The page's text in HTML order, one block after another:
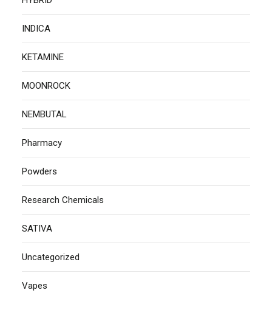
INDICA
KETAMINE
MOONROCK
NEMBUTAL
Pharmacy
Powders
Research Chemicals
SATIVA
Uncategorized
Vapes